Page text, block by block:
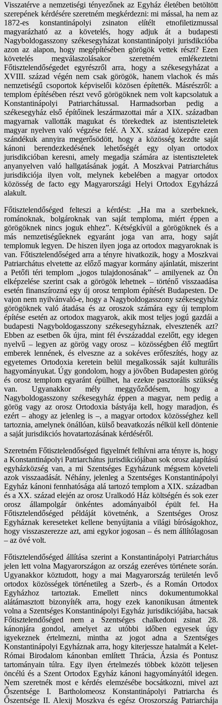
Visszatérve a nemzetiségi tényezőnek az Egyház életében betöltött
szerepének kérdésére szeretném megkérdezni: mi mással, ha nem az
1872-es konstantinápolyi zsinaton elítélt etnofiletizmussal
magyarázható az a követelés, hogy adjuk át a budapesti
Nagyboldogasszony székesegyházat konstantinápolyi jurisdikcióba
azon az alapon, hogy megépítésében görögök vettek részt? Ezen
követelés megválaszolásakor szeretném emlékeztetni
Főtisztelendőségedet egyrészről arra, hogy a székesegyházat a
XVIII. század végén nem csak görögök, hanem vlachok és más
nemzetiségű csoportok képviselői közösen építették. Másrészről: a
templom építésében részt vevő görögöknek nem volt kapcsolatuk a
Konstantinápolyi Patriarchátussal. Harmadsorban pedig a
székesegyház első építőinek leszármazottai már a XIX. században
magyarnak vallották magukat és törekedtek az istentiszteletek
magyar nyelven való végzése felé. A XX. század közepére ezen
szándékuk annyira megerősödött, hogy a közösség kezdte saját
kánoni berendezkedésének lehetőségét egy olyan ortodox
jurisdikcióban keresni, amely megadja számára az istentiszteletek
anyanyelven való hallgatásának jogát. A Moszkvai Patriarchátus
jurisdikciója ilyen volt, melynek kebelében a magyar ortodox
közösség de facto egy Magyarországi Helyi Ortodox Egyházzá
alakult.
Főtisztelendőséged felteszi a kérdést: „Ha ma a szerbeknek,
románoknak, bolgároknak van saját temploma, miért éppen a
görögöknek nincs joguk ehhez”. Kétségkívül a görögöknek és a
más nemzetiségűeknek egyaránt joga van arra, hogy saját
templomuk legyen. De hiszen ilyen joga az ortodox magyaroknak is
van. Főtisztelendőséged arra a tényre hivatkozik, hogy a Moszkvai
Patriarchátus elvetette az előző magyar kormány ajánlatát, miszerint
a Petőfi téri templom „jogos tulajdonosának” – amilyenek az Ön
elképzelése szerint csak a görögök lehetnek – történő visszaadása
esetén finanszírozná egy új orosz templom építését Budapesten. De
vajon nem nyilvánvaló-e, hogy a Nagyboldogasszony székesegyház
görögöknek való átadása és az oroszok számára egy új templom
építése esetén az ortodox magyarok, akik most teljes jogú gazdái a
budapesti Nagyboldogasszony székesegyháznak, elvesztenék azt?
Ebben az esetben ők újra, mint fél évszázaddal ezelőtt, egy idegen
nyelvű – legyen az görög vagy orosz – közösségben élő megtűrt
emberek lennének, és elveszne az a sokéves erőfeszítés, hogy az
egyetemes Ortodoxia keretein belül megalkossák saját kulturális
hagyományukat. Úgy gondolom, hogy a jövőben Budapesten görög
és orosz templom egyaránt épülhet, ha ezekre pasztorális szükség
van. Ugyanakkor mély meggyőződésem, hogy a
Nagyboldogasszony székesegyház éppen a magyar, nem pedig a
görög vagy az orosz Ortodoxia bástyája kell, hogy maradjon, és
ezért – ahogy az jelenleg is –, a magyar ortodox közösséghez kell
tartoznia, amelynek önállóan, külső beavatkozás nélkül kell döntenie
a saját jurisdikciós hovatartozásának kérdéséről.
Szeretném Főtisztelendőséged figyelmét felhívni arra tényre is, hogy
a Konstantinápolyi Patriarchátus jurisdikciójában sok orosz alapítású
egyházközség van, a mi Szentséges Egyházunk mégsem követeli
azok visszaadását. Néhány, jelenleg a Szentséges Konstantinápolyi
Egyház kánoni fennhatósága alá tartozó templom a XIX. században
és a XX. század elején az orosz Uralkodó Ház költségén és sok ezer
orosz állampolgár önkéntes adományaiból épült fel. Ha
Főtisztelendőséged példáját követnénk, a Szentséges Orosz
Egyháznak kereseteket kellene benyújtania a világi bíróságokhoz,
hogy visszaszerezze azt, ami egykor jogosan – és nem állítólagosan
– az övé volt.
Főtisztelendőséged állítása szerint a Konstantinápolyi Patriarchátus
jelen lett volna Magyarországon az ország ezeréves története során.
Ugyanakkor köztudott, hogy a mai Magyarország területén levő
ortodox közösségek történetileg a Szerb-, és a Román Ortodox
Egyházhoz tartoztak. Emellett nincs dokumentumokkal
alátámasztott bizonyíték arra, hogy ezek kanonikusan átmentek
volna a Szentséges Konstantinápolyi Egyház jurisdikciójába, hacsak
Főtisztelendőséged nem a Szentséges chalkedoni zsinat 28.
kánonjára gondol, amelyet az utóbbi időben egyesek úgy
igyekeznek értelmezni, mintha az jogot adna a Szentséges
Konstantinápolyi Egyháznak arra, hogy kiterjessze hatalmát a Kelet-
Római Birodalom kánonban említett Thrácia, Ázsia és Pontusz
tartományain túlra. Egy ilyen értelmezés többek között teljesen
öncélú és a Szent Ortodox Egyház kánoni hagyományától idegen.
Nem szeretnék most e kérdés elemzésébe bocsátkozni, mivel azt
Őszentsége I. Bartholomeosz Konstantinápolyi Patriarcha és
Őszentsége II. Alexij Moszkva és egész Oroszország Patriarchája